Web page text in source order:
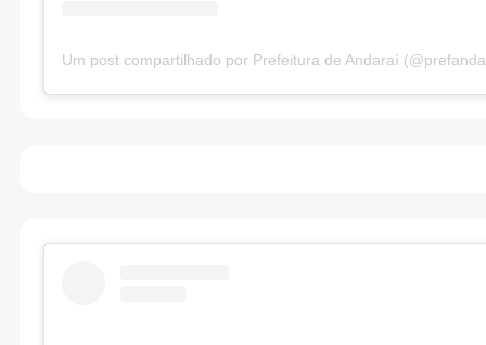
Um post compartilhado por Prefeitura de Andaraí